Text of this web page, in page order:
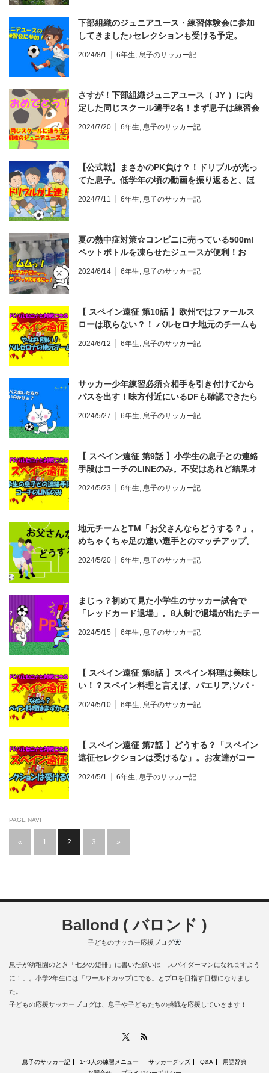
下部組織のジュニアユース・練習体験会に参加
してきました♪セレクションも受ける予定。
2024/8/1 6年生, 息子のサッカー記
さすが！下部組織ジュニアユース（ JY ）に内
定した同じスクール選手2名！まず息子は練習会
2024/7/20 6年生, 息子のサッカー記
【公式戦】まさかのPK負け？！ドリブルが光っ
てた息子。低学年の頃の動画を振り返ると、ほ
ュートで完結！？
2024/7/11 6年生, 息子のサッカー記
夏の熱中症対策☆コンビニに売っている500ml
ペットボトルを凍らせたジュースが便利！お
のアイスとしてもGood♪セブンイレブン、ロー
2024/6/14 6年生, 息子のサッカー記
【 スペイン遠征 第10話 】欧州ではファールス
ローは取らない？！ バルセロナ地元のチームも
2024/6/12 6年生, 息子のサッカー記
サッカー少年練習必須☆相手を引き付けてから
パスを出す！味方付近にいるDFも確認できたら
2024/5/27 6年生, 息子のサッカー記
【 スペイン遠征 第9話 】小学生の息子との連絡
手段はコーチのLINEのみ。不安はあれど結果オ
2024/5/23 6年生, 息子のサッカー記
地元チームとTM「お父さんならどうする？」。
めちゃくちゃ足の速い選手とのマッチアップ。
2024/5/20 6年生, 息子のサッカー記
まじっ？初めて見た小学生のサッカー試合で
「レッドカード退場」。8人制で退場が出たチー
に。イエローカードとの違い。
2024/5/15 6年生, 息子のサッカー記
【 スペイン遠征 第8話 】スペイン料理は美味し
い！？スペイン料理と言えば、パエリア,ソパ・
ャ,ピンチョス
2024/5/10 6年生, 息子のサッカー記
【 スペイン遠征 第7話 】どうする？「スペイン
遠征セレクションは受けるな」。お友達がコー
っくり。小学生年代でチーム活動を強いられる
2024/5/1 6年生, 息子のサッカー記
PAGE NAVI
« 1 2 3 »
Ballond ( バロンド )
子どものサッカー応援ブログ
息子が幼稚園のとき「七夕の短冊」に書いた願いは「スパイダーマンになれますよう
に！」。小学2年生には「ワールドカップにでる」とプロを目指す目標になりまし
た。
子どもの応援サッカーブログは、息子や子どもたちの挑戦を応援していきます！
息子のサッカー記 1~3人の練習メニュー サッカーグッズ Q&A
用語辞典